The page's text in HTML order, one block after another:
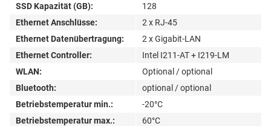
SSD Kapazität (GB):
128
Ethernet Anschlüsse:
2 x RJ-45
Ethernet Datenübertragung:
2 x Gigabit-LAN
Ethernet Controller:
Intel I211-AT + I219-LM
WLAN:
Optional / optional
Bluetooth:
optional / optional
Betriebstemperatur min.:
-20°C
Betriebstemperatur max.:
60°C